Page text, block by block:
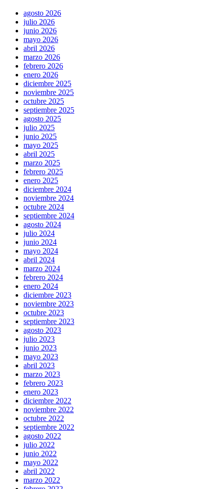
agosto 2026
julio 2026
junio 2026
mayo 2026
abril 2026
marzo 2026
febrero 2026
enero 2026
diciembre 2025
noviembre 2025
octubre 2025
septiembre 2025
agosto 2025
julio 2025
junio 2025
mayo 2025
abril 2025
marzo 2025
febrero 2025
enero 2025
diciembre 2024
noviembre 2024
octubre 2024
septiembre 2024
agosto 2024
julio 2024
junio 2024
mayo 2024
abril 2024
marzo 2024
febrero 2024
enero 2024
diciembre 2023
noviembre 2023
octubre 2023
septiembre 2023
agosto 2023
julio 2023
junio 2023
mayo 2023
abril 2023
marzo 2023
febrero 2023
enero 2023
diciembre 2022
noviembre 2022
octubre 2022
septiembre 2022
agosto 2022
julio 2022
junio 2022
mayo 2022
abril 2022
marzo 2022